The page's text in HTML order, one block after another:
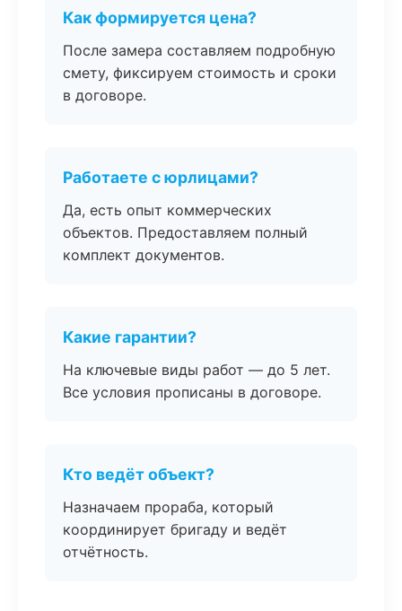
Как формируется цена?
После замера составляем подробную
смету, фиксируем стоимость и сроки
в договоре.
Работаете с юрлицами?
Да, есть опыт коммерческих
объектов. Предоставляем полный
комплект документов.
Какие гарантии?
На ключевые виды работ — до 5 лет.
Все условия прописаны в договоре.
Кто ведёт объект?
Назначаем прораба, который
координирует бригаду и ведёт
отчётность.